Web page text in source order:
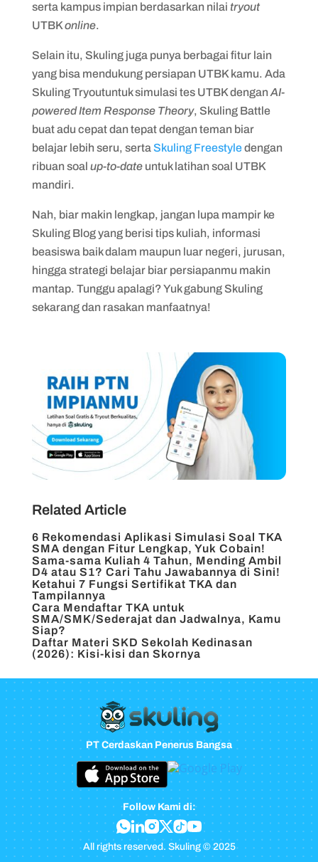
serta kampus impian berdasarkan nilai tryout
UTBKonline.
Selain itu, Skuling juga punya berbagai fitur lain
yang bisa mendukung persiapan UTBK kamu. Ada
Skuling Tryoutuntuk simulasi tes UTBK denganAI-
powered Item Response Theory, Skuling Battle
buat adu cepat dan tepat dengan teman biar
belajar lebih seru, serta Skuling Freestyledengan
ribuan soal up-to-dateuntuk latihan soal UTBK
mandiri.
Nah, biar makin lengkap, jangan lupa mampir ke
Skuling Blog yang berisi tips kuliah, informasi
beasiswa baik dalam maupun luar negeri, jurusan,
hingga strategi belajar biar persiapanmu makin
mantap. Tunggu apalagi? Yuk gabung Skuling
sekarang dan rasakan manfaatnya!
Related Article
6 Rekomendasi Aplikasi Simulasi Soal TKA
SMA dengan Fitur Lengkap, Yuk Cobain!
Sama-sama Kuliah 4 Tahun, Mending Ambil
D4 atau S1? Cari Tahu Jawabannya di Sini!
Ketahui 7 Fungsi Sertifikat TKA dan
Tampilannya
Cara Mendaftar TKA untuk
SMA/SMK/Sederajat dan Jadwalnya, Kamu
Siap?
Daftar Materi SKD Sekolah Kedinasan
(2026): Kisi-kisi dan Skornya
PT Cerdaskan Penerus Bangsa
Follow Kami di:
All rights reserved. Skuling © 2025